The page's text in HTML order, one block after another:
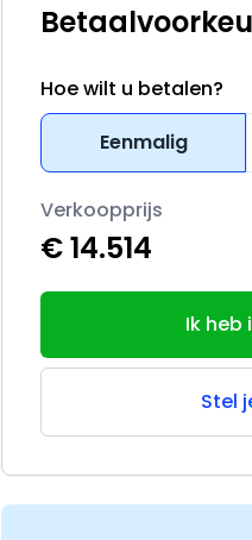
Hoe wilt u betalen?
Eenmalig
Verkoopprijs
€ 14.514
Ik heb
Stel